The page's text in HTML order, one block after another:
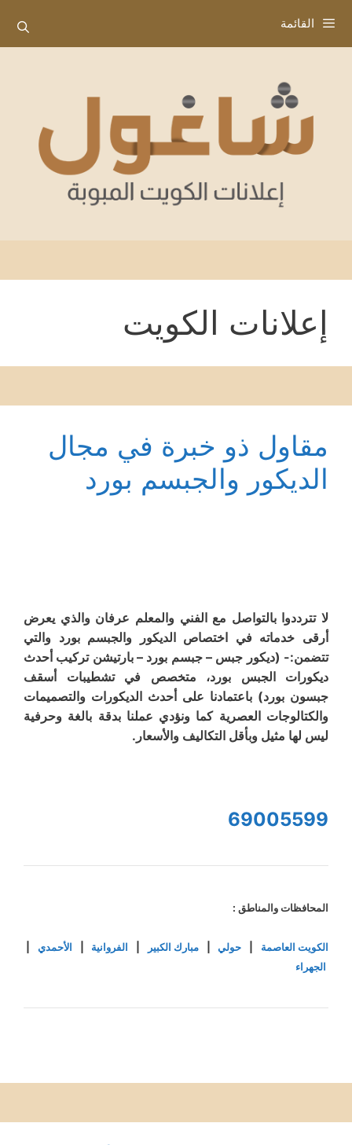
إلى
المحتوى
القائمة
إعلانات الكويت
مقاول ذو خبرة في مجال
الديكور والجبسم بورد
لا تترددوا بالتواصل مع الفني والمعلم عرفان والذي يعرض
أرقى خدماته في اختصاص الديكور والجبسم بورد والتي
تتضمن:- (ديكور جبس – جبسم بورد – بارتيشن تركيب أحدث
ديكورات الجبس بورد، متخصص في تشطيبات أسقف
جبسون بورد) باعتمادنا على أحدث الديكورات والتصميمات
والكتالوجات العصرية كما ونؤدي عملنا بدقة بالغة وحرفية
ليس لها مثيل وبأقل التكاليف والأسعار.
69005599
المحافظات والمناطق :
الكويت العاصمة حولي|مبارك الكبير الفروانية الأحمدي
الجهراء